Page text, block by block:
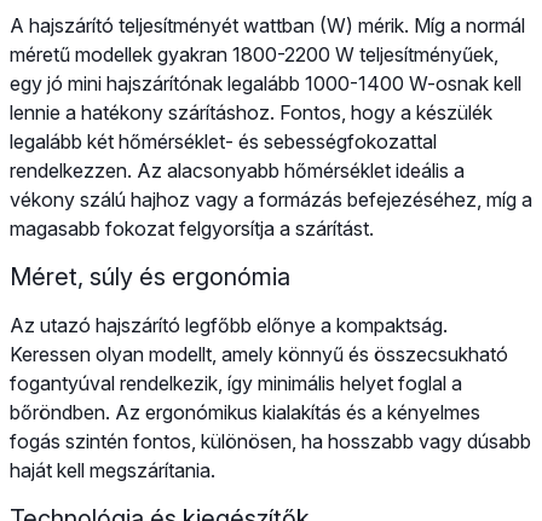
A hajszárító teljesítményét wattban (W) mérik. Míg a normál
méretű modellek gyakran 1800-2200 W teljesítményűek,
egy jó mini hajszárítónak legalább 1000-1400 W-osnak kell
lennie a hatékony szárításhoz. Fontos, hogy a készülék
legalább két hőmérséklet- és sebességfokozattal
rendelkezzen. Az alacsonyabb hőmérséklet ideális a
vékony szálú hajhoz vagy a formázás befejezéséhez, míg a
magasabb fokozat felgyorsítja a szárítást.
Méret, súly és ergonómia
Az utazó hajszárító legfőbb előnye a kompaktság.
Keressen olyan modellt, amely könnyű és összecsukható
fogantyúval rendelkezik, így minimális helyet foglal a
bőröndben. Az ergonómikus kialakítás és a kényelmes
fogás szintén fontos, különösen, ha hosszabb vagy dúsabb
haját kell megszárítania.